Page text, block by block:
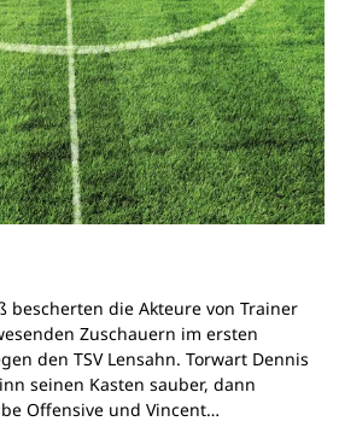
bescherten die Akteure von Trainer
Zuschauern im ersten
den TSV Lensahn. Torwart Dennis
seinen Kasten sauber, dann
Offensive und Vincent…